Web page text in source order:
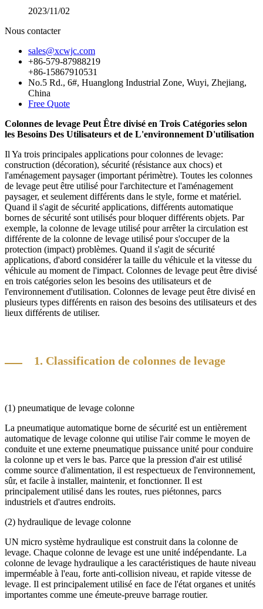
2023/11/02
Nous contacter
sales@xcwjc.com
+86-579-87988219
+86-15867910531
No.5 Rd., 6#, Huanglong Industrial Zone, Wuyi, Zhejiang,
China
Free Quote
Colonnes de levage Peut Être divisé en Trois Catégories selon
les Besoins Des Utilisateurs et de L'environnement D'utilisation
Il Ya trois principales applications pour colonnes de levage:
construction (décoration), sécurité (résistance aux chocs) et
l'aménagement paysager (important périmètre). Toutes les colonnes
de levage peut être utilisé pour l'architecture et l'aménagement
paysager, et seulement différents dans le style, forme et matériel.
Quand il s'agit de sécurité applications, différents automatique
bornes de sécurité sont utilisés pour bloquer différents objets. Par
exemple, la colonne de levage utilisé pour arrêter la circulation est
différente de la colonne de levage utilisé pour s'occuper de la
protection (impact) problèmes. Quand il s'agit de sécurité
applications, d'abord considérer la taille du véhicule et la vitesse du
véhicule au moment de l'impact. Colonnes de levage peut être divisé
en trois catégories selon les besoins des utilisateurs et de
l'environnement d'utilisation. Colonnes de levage peut être divisé en
plusieurs types différents en raison des besoins des utilisateurs et des
lieux différents de utiliser.
1. Classification de colonnes de levage
(1) pneumatique de levage colonne
La pneumatique automatique borne de sécurité est un entièrement
automatique de levage colonne qui utilise l'air comme le moyen de
conduite et une externe pneumatique puissance unité pour conduire
la colonne up et vers le bas. Parce que la pression d'air est utilisé
comme source d'alimentation, il est respectueux de l'environnement,
sûr, et facile à installer, maintenir, et fonctionner. Il est
principalement utilisé dans les routes, rues piétonnes, parcs
industriels et d'autres endroits.
(2) hydraulique de levage colonne
UN micro système hydraulique est construit dans la colonne de
levage. Chaque colonne de levage est une unité indépendante. La
colonne de levage hydraulique a les caractéristiques de haute niveau
imperméable à l'eau, forte anti-collision niveau, et rapide vitesse de
levage. Il est principalement utilisé en face de l'état organes et unités
importantes comme une émeute-preuve barrage routier.